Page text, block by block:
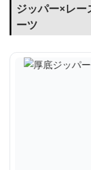
ジッパー×レ
ーツ